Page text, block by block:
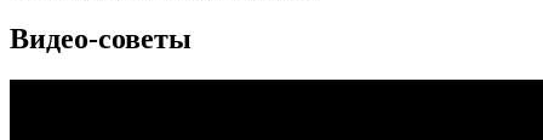
Видео-советы